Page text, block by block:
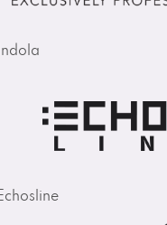
Indola
Echosline